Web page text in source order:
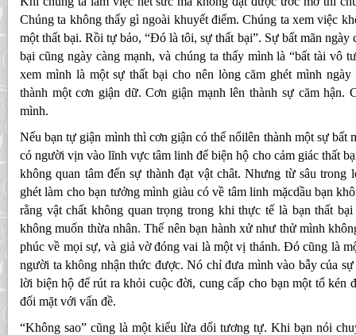
Chúng ta không thấy gì ngoài khuyết điểm. Chúng ta xem việc
một thất bại. Rồi tự bảo, “Đó là tôi, sự thất bại”. Sự bất mãn ngày
bại cũng ngày càng mạnh, và chúng ta thấy mình là “bất tài vô
xem mình là một sự thất bại cho nên lòng căm ghét mình
thành một cơn giận dữ. Cơn giận mạnh lên thành sự căm hận.
mình.
Nếu bạn tự giận mình thì cơn giận có thể nổilên thành một sự bất
có người vịn vào lĩnh vực tâm linh để biện hộ cho cảm giác thất
không quan tâm đến sự thành đạt vật chât. Nhưng từ sâu trong
ghét làm cho bạn tưởng mình giàu có về tâm linh mặcdầu bạn
rằng vật chất không quan trọng trong khi thực tế là bạn thất
không muốn thừa nhân. Thế nên bạn hành xử như thử mình
phúc về mọi sự, và giả vờ đóng vai là một vị thánh. Đó cũng là
người ta không nhận thức được. Nó chỉ đưa mình vào bẫy của
lời biện hộ để rút ra khỏi cuộc đời, cung cấp cho bạn một tổ kén
đối mặt với vấn đề.
“Không sao” cũng là một kiểu lừa dối tương tự. Khi bạn nói